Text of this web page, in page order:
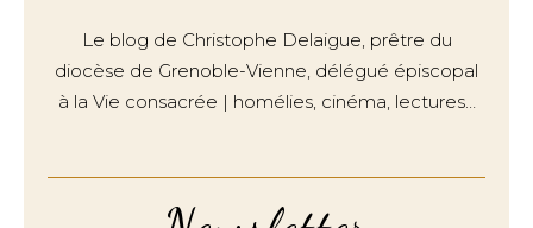
Le blog de Christophe Delaigue, prêtre du
diocèse de Grenoble-Vienne, délégué épiscopal
à la Vie consacrée | homélies, cinéma, lectures…